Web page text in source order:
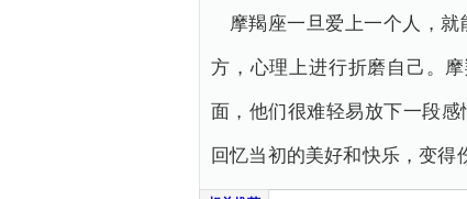
摩羯座一旦爱上一个人，
方，心理上进行折磨自己。
面，他们很难轻易放下一段
回忆当初的美好和快乐，变得